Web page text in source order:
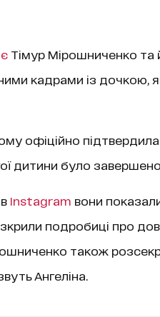
Тімур Мірошниченко та
кадрами із дочкою,
офіційно
дитини було завершено.
Instagram вони
подробиці про
також
Ангеліна.